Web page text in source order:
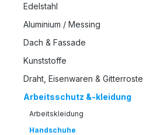
Edelstahl
Aluminium / Messing
Dach & Fassade
Kunststoffe
Draht, Eisenwaren & Gitterroste
Arbeitsschutz &-kleidung
Arbeitskleidung
Handschuhe